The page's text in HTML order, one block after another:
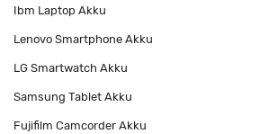
Ibm Laptop Akku
Lenovo Smartphone Akku
LG Smartwatch Akku
Samsung Tablet Akku
Fujifilm Camcorder Akku